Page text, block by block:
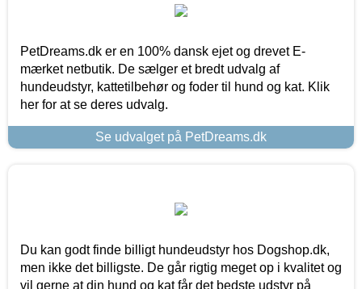
PetDreams.dk er en 100% dansk ejet og drevet E-
mærket netbutik. De sælger et bredt udvalg af
hundeudstyr, kattetilbehør og foder til hund og kat. Klik
her for at se deres udvalg.
Se udvalget på PetDreams.dk
Du kan godt finde billigt hundeudstyr hos Dogshop.dk,
men ikke det billigste. De går rigtig meget op i kvalitet og
vil gerne at din hund og kat får det bedste udstyr på